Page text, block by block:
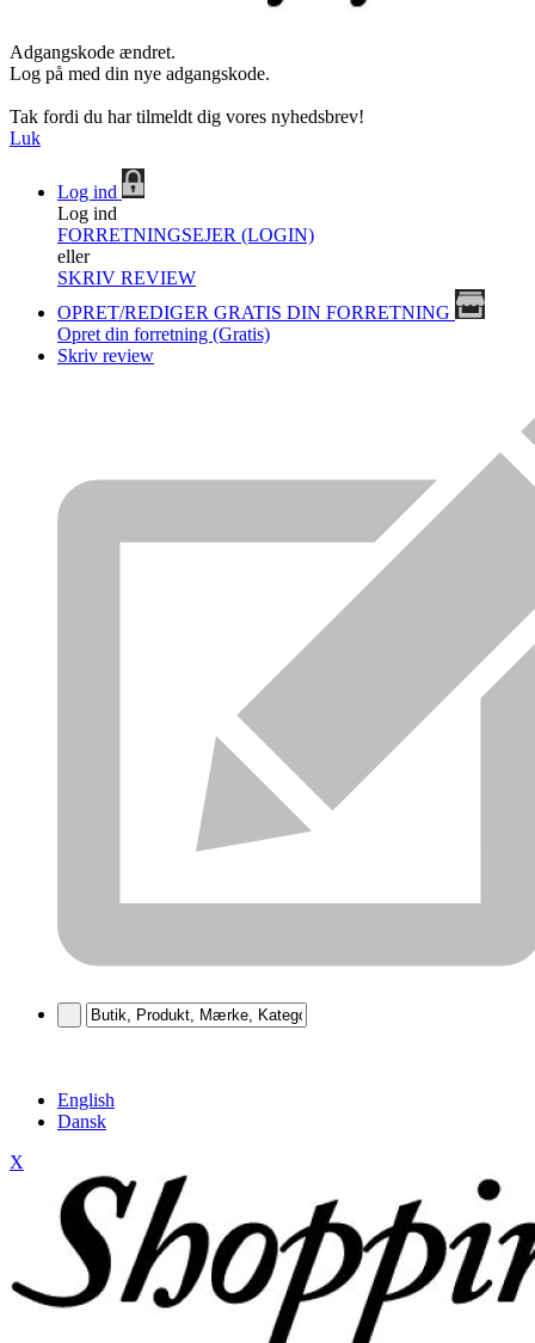
Adgangskode ændret.
Log på med din nye adgangskode.
Tak fordi du har tilmeldt dig vores nyhedsbrev!
Luk
Log ind
Log ind
FORRETNINGSEJER (LOGIN)
eller
SKRIV REVIEW
OPRET/REDIGER GRATIS DIN FORRETNING
Opret din forretning (Gratis)
Skriv review
English
Dansk
X